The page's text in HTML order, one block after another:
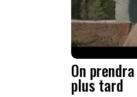
On
plus tard